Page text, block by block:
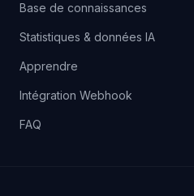
Base de connaissances
Statistiques & données IA
Apprendre
Intégration Webhook
FAQ